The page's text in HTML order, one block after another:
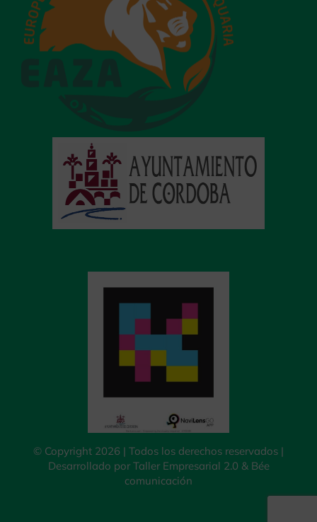
© Copyright 2026 | Todos los derechos reservados |
Desarrollado por Taller Empresarial 2.0 & Bée
comunicación